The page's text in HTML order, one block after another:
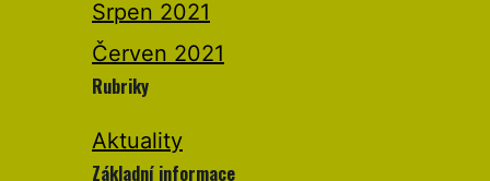
Srpen 2021
Červen 2021
Rubriky
Aktuality
Základní informace